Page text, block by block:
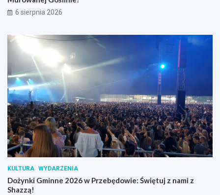
6 sierpnia 2026
KULTURA WYDARZENIA
Dożynki Gminne 2026 w Przebędowie: Świętuj z nami z
Shazzą!